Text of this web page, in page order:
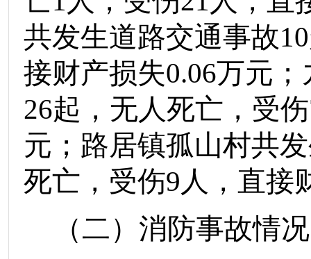
共发生道路交通事故10
接财产损失0.06万元 ；
26起， 无人死亡，受伤
元 ；路居镇孤山村共
死亡，受伤9人，直接
（二）消防事故情况